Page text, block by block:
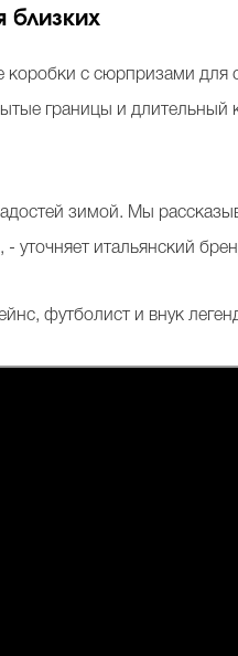
близких
с сюрпризами для
границы и длительный
зимой. Мы
уточняет итальянский
футболист и внук